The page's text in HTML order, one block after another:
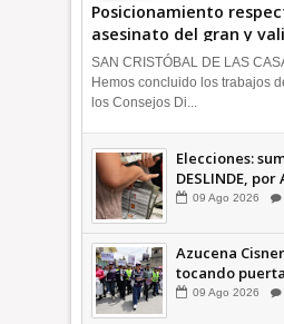
Posicionamiento
asesinato del gran y
Francisco Alejandro
COMENTARIO A TIEMPO
SAN CRISTÓBAL DE LAS
Hemos concluido los trabajos
los Consejos Di...
Elecciones:
DESLINDE,
09 Ago 2026
Azucena
tocando
Violeta en la
09 Ago 2026